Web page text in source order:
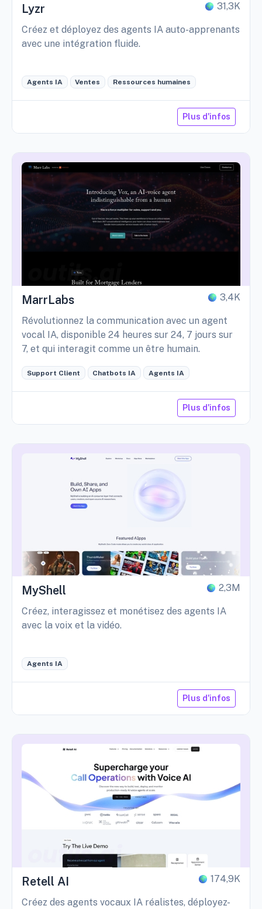
Lyzr 31,3K
Créez et déployez des agents IA auto-apprenants
avec une intégration fluide.
Agents IA Ventes Ressources humaines
Plus d'infos
MarrLabs 3,4K
Révolutionnez la communication avec un agent
vocal IA, disponible 24 heures sur 24, 7 jours sur
7, et qui interagit comme un être humain.
Support Client Chatbots IA Agents IA
Plus d'infos
MyShell 2,3M
Créez, interagissez et monétisez des agents IA
avec la voix et la vidéo.
Agents IA
Plus d'infos
Retell AI 174,9K
Créez des agents vocaux IA réalistes, déployez-